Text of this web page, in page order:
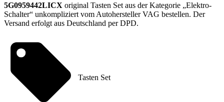
5G0959442LICX original Tasten Set aus der Kategorie „Elektro-
Schalter“ unkompliziert vom Autohersteller VAG bestellen. Der
Versand erfolgt aus Deutschland per DPD.
Tasten Set